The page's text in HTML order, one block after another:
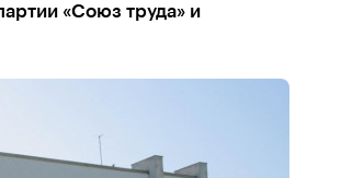
«Союз труда» и